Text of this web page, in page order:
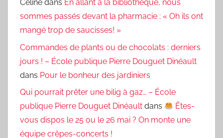
Céline dans En allant à la bibliothèque, nous
sommes passés devant la pharmacie : « Oh ils ont
mangé trop de saucisses! »
Commandes de plants ou de chocolats : derniers
jours ! – École publique Pierre Douguet Dinéault
dans Pour le bonheur des jardiniers
Qui pourrait prêter une bilig à gaz… – École
publique Pierre Douguet Dinéault dans
Êtes-
vous dispos le 25 ou le 26 mai ? On monte une
équipe crêpes-concerts !